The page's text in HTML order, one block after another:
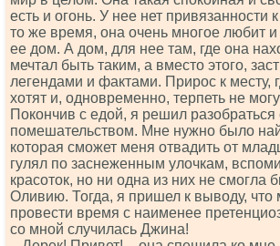
есть и огонь. У нее нет привязанности
то же время, она очень многое любит
ее дом. А дом, для нее там, где она
мечтал быть таким, а вместо этого,
легендами и фактами. Прирос к месту,
хотят и, одновременно, терпеть не
Покончив с едой, я решил разобраться
помешательством. Мне нужно было
которая сможет меня отвадить от
гулял по заснеженным улочкам,
красоток, но ни одна из них не смогла
Оливию. Тогда, я пришел к выводу, что
провести время с наименее
со мной случилась Джина!